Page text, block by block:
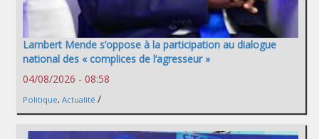
Lambert Mende s’oppose à la participation au dialogue
national des « complices de l’agresseur »
04/08/2026 - 08:58
Politique, Actualité /